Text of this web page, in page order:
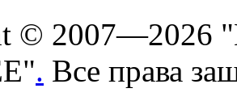
© 2007—2026
. Все права